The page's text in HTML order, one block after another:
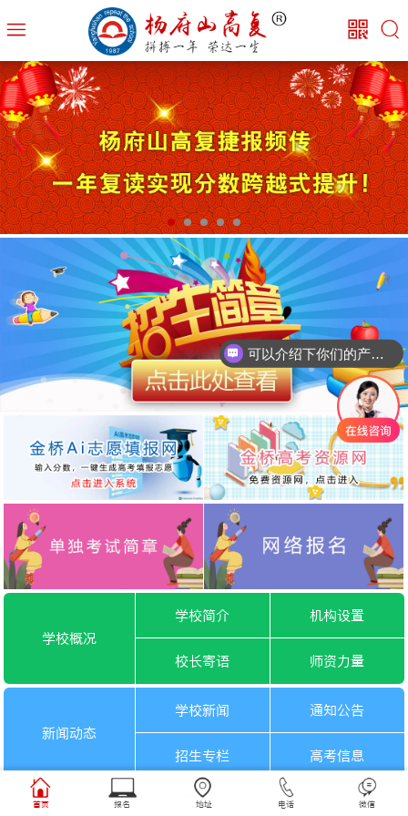
学校概况
学校简介 机构设置
校长寄语 师资力量
新闻动态
学校新闻 通知公告
招生专栏 高考信息
一月选考 六月选考
首页 报名 地址 电话 微信
可以介绍下你们的产品么？